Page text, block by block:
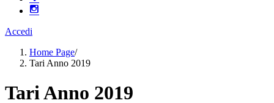
Accedi
Home Page/
Tari Anno 2019
Tari Anno 2019